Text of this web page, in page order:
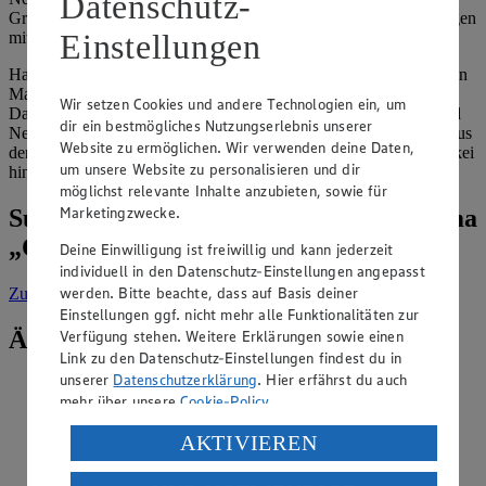
Größe, Kernstruktur und die Längsfurche teilen Nektarinen dagegen
mit Pfirsichen.
Hauptlieferländer von Pfirsichen und Nektarinen für den deutschen
Markt sind Italien, Spanien, Frankreich und auch Griechenland.
Dabei erfreuen sich die weißfleischigen Sorten von Pfirsichen und
Nektarinen steigender Beliebtheit. Aprikosen kommen ebenfalls aus
den genannten Ländern, wobei ergänzend Aprikosen aus der Türkei
hinzukommen.
Suche weitere Tipps & Tricks zum Thema
„Obst & Gemüse“
Zur Suchevorgefiltert nach Kategorie: Obst & Gemüse
Ähnliche Inhalte
Darf man Rhabarber bedenkenlos roh essen?
Kategorie:Obst & Gemüse
Aufgrund der enthaltenen Oxalsäure sollte man Rhabarber
Einstellungen
Wir setzen Cookies und andere Technologien ein, um
dir ein bestmögliches Nutzungserlebnis unserer
Website zu ermöglichen. Wir verwenden deine Daten,
um unsere Website zu personalisieren und dir
möglichst relevante Inhalte anzubieten, sowie für
Marketingzwecke.
Deine Einwilligung ist freiwillig und kann jederzeit
individuell in den Datenschutz-Einstellungen angepasst
werden. Bitte beachte, dass auf Basis deiner
Einstellungen ggf. nicht mehr alle Funktionalitäten zur
Verfügung stehen. Weitere Erklärungen sowie einen
Link zu den Datenschutz-Einstellungen findest du in
unserer Datenschutzerklärung. Hier erfährst du auch
mehr über unsereCookie-Policy.
Verarbeitung deiner personenbezogenen Daten in den
USA durch Facebook und YouTube:
AKTIVIEREN